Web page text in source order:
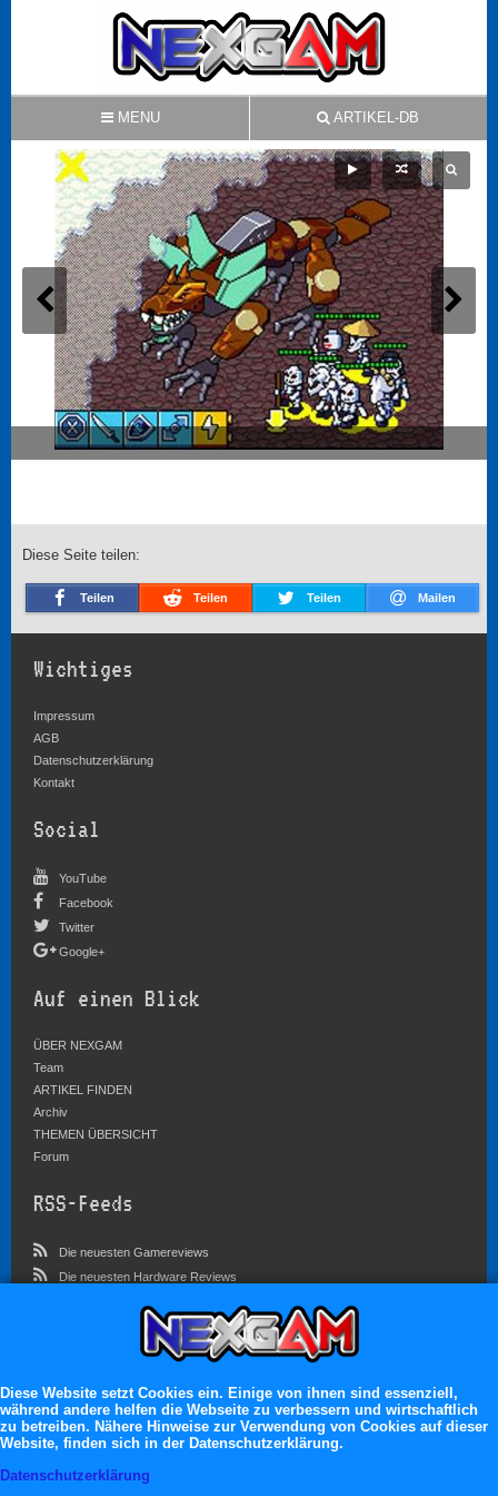
MENU ARTIKEL-DB
Diese Seite teilen:
Teilen Teilen Teilen Mailen
Wichtiges
Impressum
AGB
Datenschutzerklärung
Kontakt
Social
YouTube
Facebook
Twitter
Google+
Auf einen Blick
ÜBER NEXGAM
Team
ARTIKEL FINDEN
Archiv
THEMEN ÜBERSICHT
Forum
RSS-Feeds
Die neuesten Gamereviews
Die neuesten Hardware Reviews
Im Forum sind zur Zeit 3023 Benutzer online
Es erwarten dich:
13.119 registrierte Mitglieder
71.049 Themen
Diese Website setzt Cookies ein. Einige von ihnen sind essenziell,
während andere helfen die Webseite zu verbessern und wirtschaftlich
zu betreiben. Nähere Hinweise zur Verwendung von Cookies auf dieser
Website, finden sich in der Datenschutzerklärung.
Datenschutzerklärung